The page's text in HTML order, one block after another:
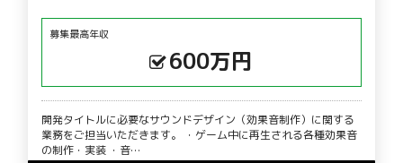
募集最高年収
600万円
開発タイトルに必要なサウンドデザイン（効果音制作）に関する
業務をご担当いただきます。 ・ゲーム中に再生される各種効果音
の制作・実装 ・音…